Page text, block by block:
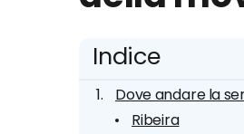
Sud
Indice
Dove andare la
Ribeira